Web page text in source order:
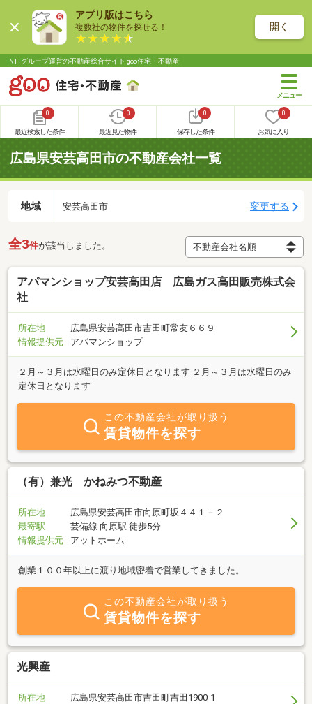
アプリ版はこちら
複数社の物件を探せる！ 開く
NTTグループ運営の不動産総合サイト goo住宅・不動産
0
最近検索した条件
0
最近見た物件
0
保存した条件
0
お気に入り
広島県安芸高田市の不動産会社一覧
地域 安芸高田市 変更する
全3件が該当しました。
アパマンショップ安芸高田店 広島ガス高田販売株式会
社
所在地
広島県安芸高田市吉田町常友６６９
情報提供元
アパマンショップ
２月～３月は水曜日のみ定休日となります ２月～３月は水曜日のみ
定休日となります
この不動産会社が取り扱う
賃貸物件を探す
（有）兼光 かねみつ不動産
所在地
広島県安芸高田市向原町坂４４１－２
最寄駅
芸備線 向原駅 徒歩5分
情報提供元
アットホーム
創業１００年以上に渡り地域密着で営業してきました。
この不動産会社が取り扱う
賃貸物件を探す
光興産
所在地
広島県安芸高田市吉田町吉田1900-1